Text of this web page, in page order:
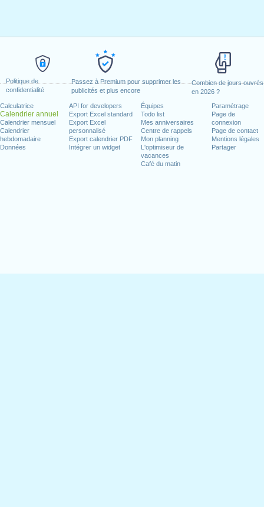
Politique de
confidentialité
Passez à Premium pour supprimer les
publicités et plus encore
Combien de jours ouvrés
en 2026 ?
Calculatrice
Calendrier annuel
Calendrier mensuel
Calendrier
hebdomadaire
Données
API for developers
Export Excel standard
Export Excel
personnalisé
Export calendrier PDF
Intégrer un widget
Équipes
Todo list
Mes anniversaires
Centre de rappels
Mon planning
L'optimiseur de
vacances
Café du matin
Paramétrage
Page de
connexion
Page de contact
Mentions légales
Partager